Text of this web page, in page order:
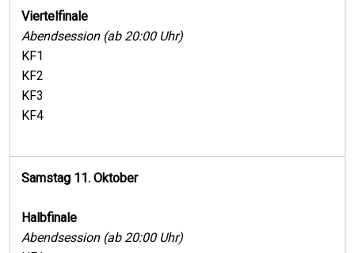
Viertelfinale
Abendsession (ab 20:00 Uhr)
KF1
KF2
KF3
KF4
Samstag 11. Oktober
Halbfinale
Abendsession (ab 20:00 Uhr)